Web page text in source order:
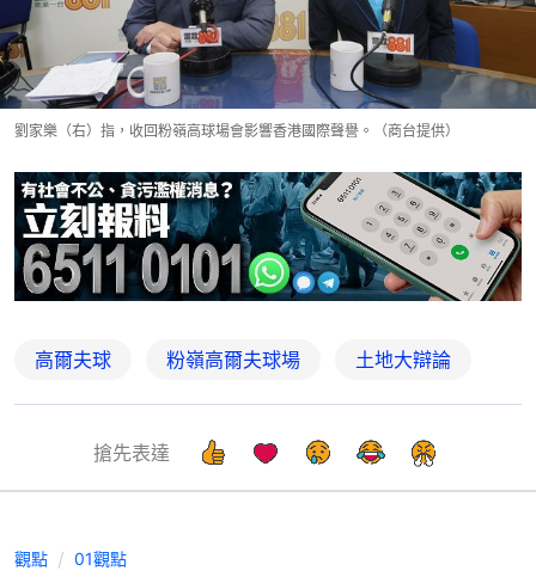
劉家樂（右）指，收回粉嶺高球場會影響香港國際聲譽。（商台提供）
高爾夫球 粉嶺高爾夫球場 土地大辯論
搶先表達
觀點 01觀點